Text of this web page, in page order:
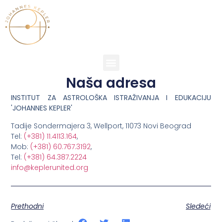
Naša adresa
INSTITUT ZA ASTROLOŠKA ISTRAŽIVANJA I EDUKACIJU
'JOHANNES KEPLER'
Tadije Sondermajera 3, Wellport, 11073 Novi Beograd
Tel: (+381) 11.4113.164,
Mob: (+381) 60.767.3192,
Tel: (+381) 64.387.2224
info@keplerunited.org
Prethodni
Sledeći